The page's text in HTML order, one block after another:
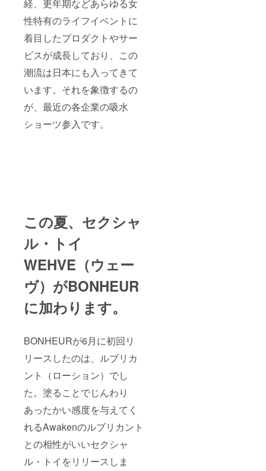
経、更年期などあらゆる女
性特有のライフイベントに
着目したプロダクトやサー
ビスが成長しており、この
潮流は日本にも入ってきて
います。それを象徴するの
が、最近の各企業の吸水
ショーツ参入です。
この夏、セクシャ
ル・トイ
WEHVE（ウェー
ヴ）がBONHEUR
に加わります。
BONHEURが6月に初回リ
リースしたのは、ルブリカ
ント（ローション）でし
た。塗ることでじんわり
あったかい感度を与えてく
れるAwakenのルブリカント
との相性がいいセクシャ
ル・トイをリリースしま